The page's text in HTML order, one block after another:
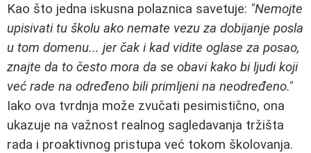
Kao što jedna iskusna polaznica savetuje: "Nemojte
upisivati tu školu ako nemate vezu za dobijanje posla
u tom domenu... jer čak i kad vidite oglase za posao,
znajte da to često mora da se obavi kako bi ljudi koji
već rade na određeno bili primljeni na neodređeno."
Iako ova tvrdnja može zvučati pesimistično, ona
ukazuje na važnost realnog sagledavanja tržišta
rada i proaktivnog pristupa već tokom školovanja.